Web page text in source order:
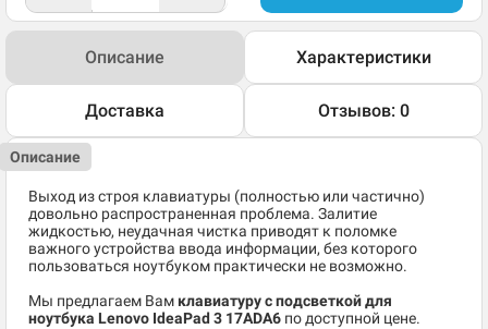
Описание Характеристики
Доставка Отзывов: 0
Описание
Выход из строя клавиатуры (полностью или частично)
довольно распространенная проблема. Залитие
жидкостью, неудачная чистка приводят к поломке
важного устройства ввода информации, без которого
пользоваться ноутбуком практически не возможно.
Мы предлагаем Вам клавиатуру с подсветкой для
ноутбука Lenovo IdeaPad 3 17ADA6 по доступной цене.